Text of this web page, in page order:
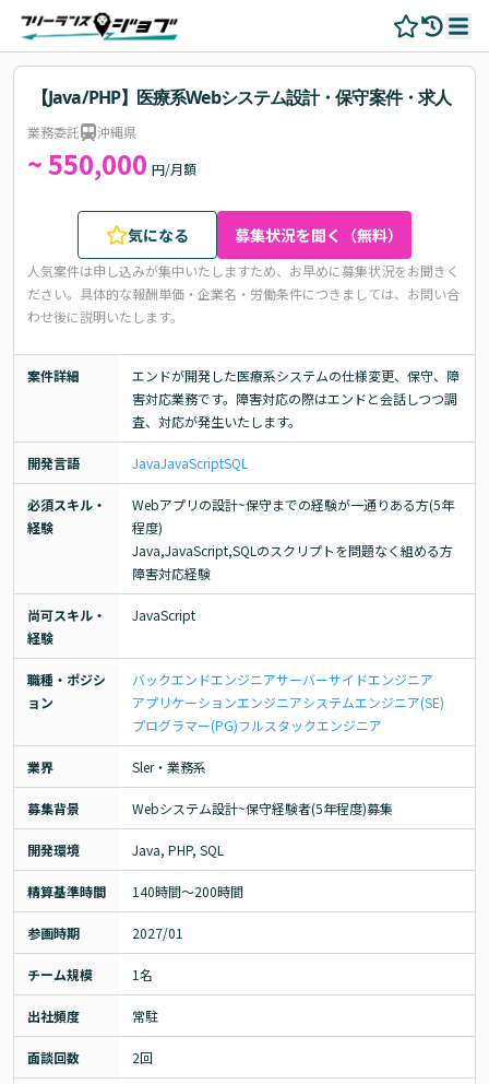
【Java/PHP】医療系Webシステム設計・保守案件・求人
業務委託 沖縄県
~ 550,000 円/月額
気になる 募集状況を聞く（無料）
人気案件は申し込みが集中いたしますため、お早めに募集状況をお聞きく
ださい。 具体的な報酬単価・企業名・労働条件につきましては、お問い合
わせ後に説明いたします。
案件詳細
エンドが開発した医療系システムの仕様変更、保守、障
害対応業務です。障害対応の際はエンドと会話しつつ調
査、対応が発生いたします。
開発言語 JavaJavaScriptSQL
必須スキル・
経験
Webアプリの設計~保守までの経験が一通りある方(5年
程度)
Java,JavaScript,SQLのスクリプトを問題なく組める方
障害対応経験
尚可スキル・
経験
JavaScript
職種・ポジシ
ョン
バックエンドエンジニアサーバーサイドエンジニア
アプリケーションエンジニアシステムエンジニア(SE)
プログラマー(PG)フルスタックエンジニア
業界 Sler・業務系
募集背景 Webシステム設計~保守経験者(5年程度)募集
開発環境 Java, PHP, SQL
精算基準時間 140時間〜200時間
参画時期 2027/01
チーム規模 1名
出社頻度 常駐
面談回数 2回